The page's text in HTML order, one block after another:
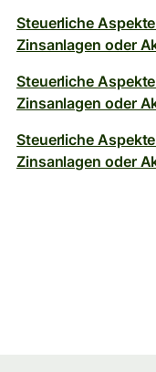
Steuerliche
Zinsanlagen oder
Steuerliche
Zinsanlagen oder
Steuerliche
Zinsanlagen oder